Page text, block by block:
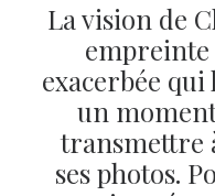
La vision de
empreinte
exacerbée
un
transmettre
ses photos.